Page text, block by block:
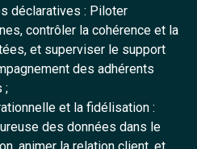
déclaratives : Piloter
contrôler la cohérence et la
et superviser le support
des adhérents
;
et la fidélisation :
des données dans le